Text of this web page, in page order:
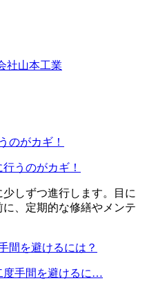
社山本工業
うのがカギ！
しずつ進行します。目に
、定期的な修繕やメンテ
度手間を避けるに…